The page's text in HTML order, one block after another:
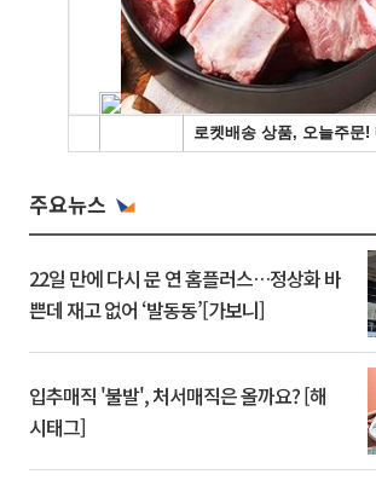
주요뉴스
22일 만에 다시 문 연 홈플러스…정상화 바
쁜데 재고 없어 ‘발동동’[가보니]
입추매직 '불발', 처서매직은 올까요? [해
시태그]